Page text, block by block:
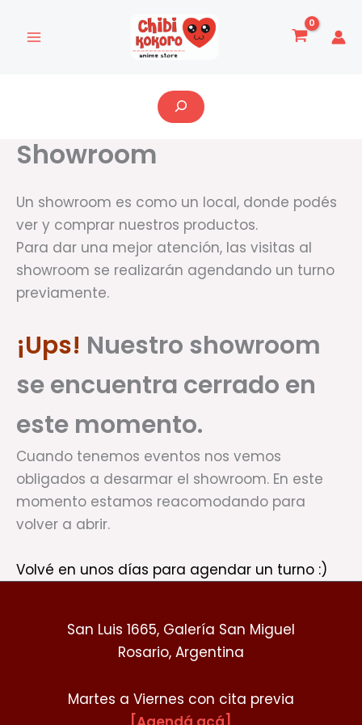
Showroom
Un showroom es como un local, donde podés
ver y comprar nuestros productos.
Para dar una mejor atención, las visitas al
showroom se realizarán agendando un turno
previamente.
¡Ups! Nuestro showroom
se encuentra cerrado en
este momento.
Cuando tenemos eventos nos vemos
obligados a desarmar el showroom. En este
momento estamos reacomodando para
volver a abrir.
Volvé en unos días para agendar un turno :)
San Luis 1665, Galería San Miguel
Rosario, Argentina
Martes a Viernes con cita previa